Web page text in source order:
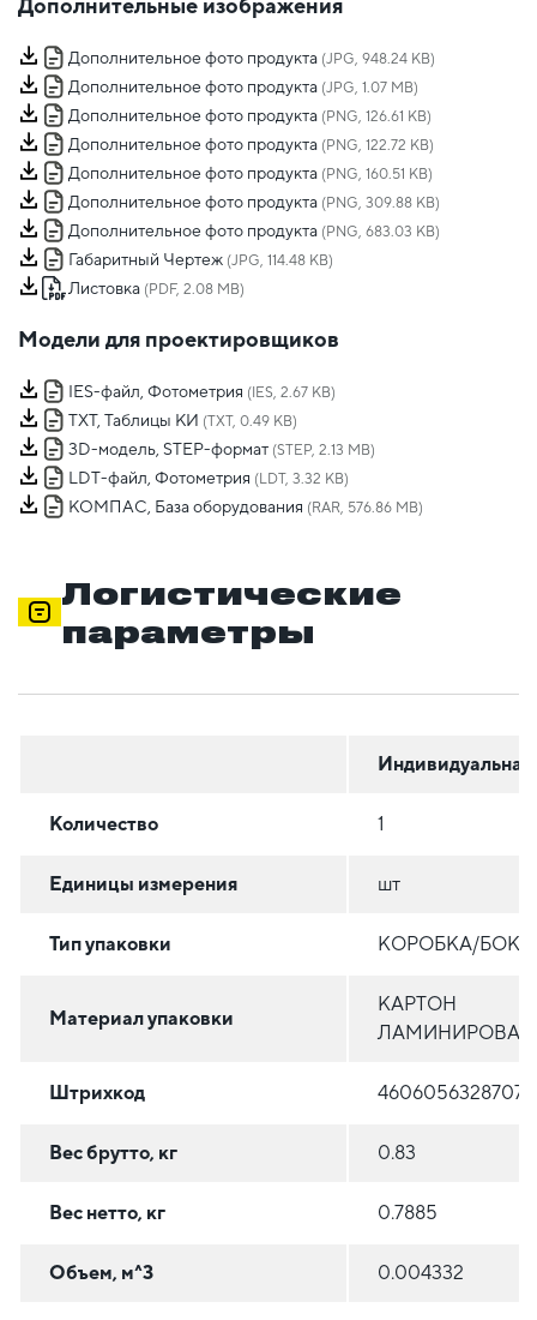
Дополнительные изображения
Дополнительное фото продукта (JPG, 948.24 KB)
Дополнительное фото продукта (JPG, 1.07 MB)
Дополнительное фото продукта (PNG, 126.61 KB)
Дополнительное фото продукта (PNG, 122.72 KB)
Дополнительное фото продукта (PNG, 160.51 KB)
Дополнительное фото продукта (PNG, 309.88 KB)
Дополнительное фото продукта (PNG, 683.03 KB)
Габаритный Чертеж (JPG, 114.48 KB)
Листовка (PDF, 2.08 MB)
Модели для проектировщиков
IES-файл, Фотометрия (IES, 2.67 KB)
TXT, Таблицы КИ (TXT, 0.49 KB)
3D-модель, STEP-формат (STEP, 2.13 MB)
LDT-файл, Фотометрия (LDT, 3.32 KB)
КОМПАС, База оборудования (RAR, 576.86 MB)
Логистические
параметры
Индивидуальная
Количество 1
Единицы измерения шт
Тип упаковки КОРОБКА/БОКС
Материал упаковки
КАРТОН
Штрихкод 4606056328707
Вес брутто, кг 0.83
Вес нетто, кг 0.7885
Объем, м^3 0.004332